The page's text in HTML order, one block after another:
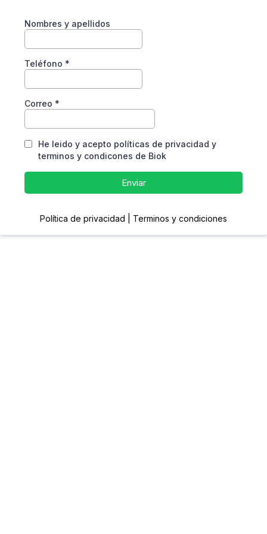
Nombres y apellidos
Teléfono *
Correo *
He leido y acepto políticas de privacidad y
terminos y condicones de Biok
Enviar
Política de privacidad | Terminos y condiciones